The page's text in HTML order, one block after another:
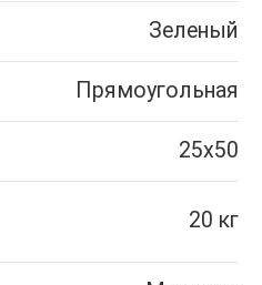
Зеленый
Прямоугольная
25х50
20 кг